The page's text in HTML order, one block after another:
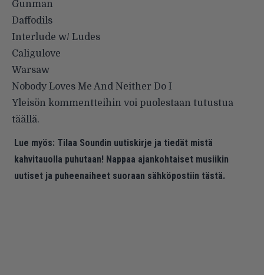
Gunman
Daffodils
Interlude w/ Ludes
Caligulove
Warsaw
Nobody Loves Me And Neither Do I
Yleisön kommentteihin voi puolestaan tutustua
täällä.
Lue myös: Tilaa Soundin uutiskirje ja tiedät mistä
kahvitauolla puhutaan! Nappaa ajankohtaiset musiikin
uutiset ja puheenaiheet suoraan sähköpostiin tästä.